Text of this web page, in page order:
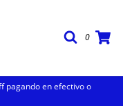
0
pagando en efectivo o